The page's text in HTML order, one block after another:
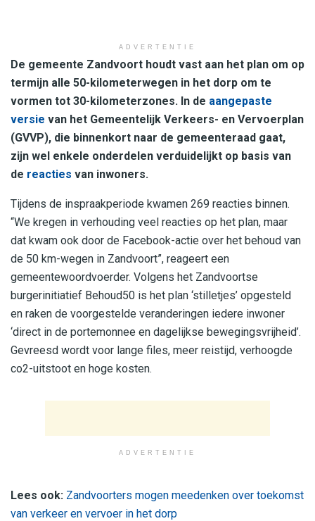
ADVERTENTIE
De gemeente Zandvoort houdt vast aan het plan om op
termijn alle 50-kilometerwegen in het dorp om te
vormen tot 30-kilometerzones. In de aangepaste
versie van het Gemeentelijk Verkeers- en Vervoerplan
(GVVP), die binnenkort naar de gemeenteraad gaat,
zijn wel enkele onderdelen verduidelijkt op basis van
de reacties van inwoners.
Tijdens de inspraakperiode kwamen 269 reacties binnen.
“We kregen in verhouding veel reacties op het plan, maar
dat kwam ook door de Facebook-actie over het behoud van
de 50 km-wegen in Zandvoort”, reageert een
gemeentewoordvoerder. Volgens het Zandvoortse
burgerinitiatief Behoud50 is het plan ‘stilletjes’ opgesteld
en raken de voorgestelde veranderingen iedere inwoner
‘direct in de portemonnee en dagelijkse bewegingsvrijheid’.
Gevreesd wordt voor lange files, meer reistijd, verhoogde
co2-uitstoot en hoge kosten.
ADVERTENTIE
Lees ook: Zandvoorters mogen meedenken over toekomst
van verkeer en vervoer in het dorp